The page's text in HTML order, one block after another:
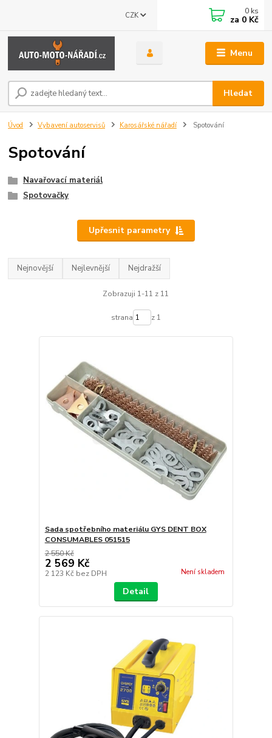
Menu
CZK
Hledat
0 ks
za 0 Kč
Úvod Vybavení autoservisů Karosářské nářadí Spotování
Spotování
Navařovací materiál
Spotovačky
Upřesnit parametry
Nejnovější Nejlevnější Nejdražší
Zobrazuji 1-11 z 11
strana z 1
Sada spotřebního materiálu GYS DENT BOX
CONSUMABLES 051515
2 550 Kč
2 569 Kč
2 123 Kč bez DPH Není skladem
Detail